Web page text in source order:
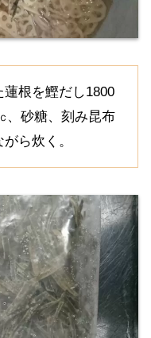
根を鰹だし1800
、砂糖、刻み昆布
ら炊く。